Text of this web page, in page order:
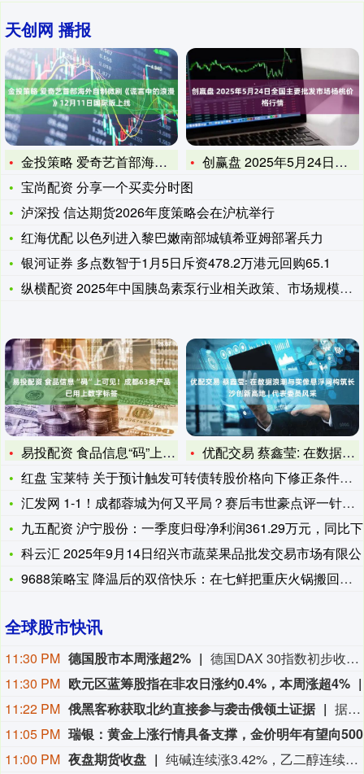
天创网 播报
金投策略 爱奇艺首部海外自制微剧《谎言中的浪漫》12月11日
创赢盘 2025年5月24日全国主要批发市场杨桃价格行情
宝尚配资 分享一个买卖分时图
泸深投 信达期货2026年度策略会在沪杭举行
红海优配 以色列进入黎巴嫩南部城镇希亚姆部署兵力
银河证券 多点数智于1月5日斥资478.2万港元回购65.1
纵横配资 2025年中国胰岛素泵行业相关政策、市场规模及趋势
易投配资 食品信息“码”上可见！成都63类产品已用上数字标签
优配交易 蔡鑫莹: 在数据浪潮与实像悬浮间构筑长沙创新高地
红盘 宝莱特 关于预计触发可转债转股价格向下修正条件的提示性
汇发网 1-1！成都蓉城为何又平局？赛后韦世豪点评一针见血，
九五配资 沪宁股份：一季度归母净利润361.29万元，同比下
科云汇 2025年9月14日绍兴市蔬菜果品批发交易市场有限公
9688策略宝 降温后的双倍快乐：在七鲜把重庆火锅搬回家，实
全球股市快讯
11:30 PM 德国股市本周涨超2%
德国DAX 30指数初步收涨0.87%，报26368.48点，本周累计上涨大约2.8%。法国股指初步收涨0.38%，意大利股指初步收涨0.11%、银行指数跌0.17%，英国股指初步收涨0.44%。
11:30 PM 欧元区蓝筹股指在非农日涨约0.4%，本周涨超4%
11:22 PM 俄黑客称获取北约直接参与袭击俄领土证据
据俄罗斯方面7日消息，有匿名俄罗斯黑客称，已获取北约直接参与袭击俄领土的书面证据。相关内容涉及乌克兰武装部队2026年7月袭击俄列宁格勒州和加里宁格勒州石油码头的事件。该匿名黑客透露，其获取的书面证据显示，受雇于北约情报部门的专家巴特·德瓦赫特向乌克兰国家安全局提供了列宁格勒州和加里宁格勒州石油码头以及俄罗斯天然气工业股份公司一艘液化天然气运输船的坐标情报。（央视新闻）
11:05 PM
11:00 PM 夜盘期货收盘
纯碱连续涨3.42%，乙二醇连续涨2.01%，焦煤连续涨1.71%，玻璃连续涨1.47%，苯乙烯连续涨1.20%。